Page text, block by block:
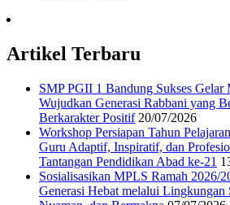
Artikel Terbaru
SMP PGII 1 Bandung Sukses Gelar
Wujudkan Generasi Rabbani yang
Berkarakter Positif 20/07/2026
Workshop Persiapan Tahun
Guru Adaptif, Inspiratif, dan
Tantangan Pendidikan Abad ke-21
Sosialisasikan MPLS Ramah 2026/
Generasi Hebat melalui Lingkungan